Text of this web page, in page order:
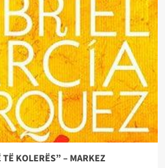
KOLERËS” – MARKEZ